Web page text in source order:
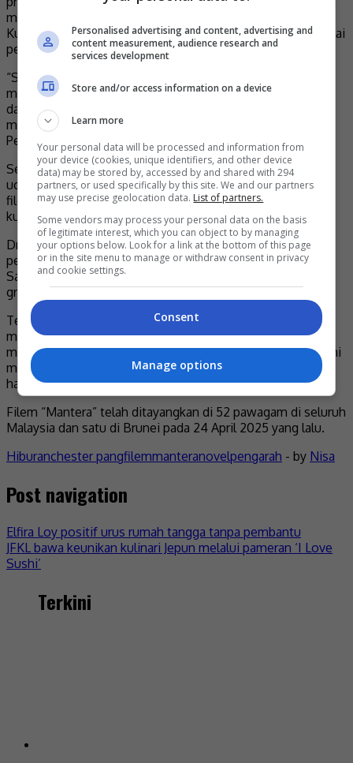
membuat tinjauan lokasi di beberapa tempat menarik di
Kundasang dan Ranau. Filem ini dijangka akan menarik ramai
pelancong ke Sabah apabila ia ditayangkan kelak.
“Saya juga telah memaklumkan kepada Chester Pang,
mengenai kesediaan Presiden Persatuan Filem India untuk
datang ke Sabah pada bulan November depan bagi
mengadakan perbincangan dan libatsama bersama
Persatuan Filem dan Visual Sabah,” ujar beliau.
Sementara itu, Prof. Dr. Zairul Anuar Md. Dawam dalam
ucapannya berkata UMS baru sahaja membuka program
filem dan telah menerima seramai 35 pelajar untuk
kumpulan pertama.
Dr. Zairul, yang juga Dekan ASTiF, UMS, optimis bahawa
pembangunan industri kreatif dan filem yang mapan di
Sabah akan membuka peluang kerjaya yang luas kepada
graduan-graduan UMS dalam bidang yang mereka ceburi.
Terdahulu, pengarah filem “Mantera”, Chester Pang,
memaklumkan bahawa penghasilan novel “Mantera”
mengambil masa hampir setahun untuk disiapkan. Novel ini
merupakan adaptasi pertama beliau dari layar perak ke
halaman buku, hasil karya penulis Zura Anwar.
Filem “Mantera” telah ditayangkan di 52 pawagam di seluruh
Malaysia dan satu di Brunei pada 24 April 2025 yang lalu.
Hiburanchester pangfilemmanteranovelpengarah - by Nisa
Post navigation
Elfira Loy positif urus rumah tangga tanpa pembantu
JFKL bawa keunikan kulinari Jepun melalui pameran ‘I Love
Sushi’
Terkini
Personalised advertising and content, advertising and
content measurement, audience research and
services development
Store and/or access information on a device
Learn more
Your personal data will be processed and information from
your device (cookies, unique identifiers, and other device
data) may be stored by, accessed by and shared with 294
partners, or used specifically by this site. We and our partners
may use precise geolocation data. List of partners.
Some vendors may process your personal data on the basis
of legitimate interest, which you can object to by managing
your options below. Look for a link at the bottom of this page
or in the site menu to manage or withdraw consent in privacy
and cookie settings.
Consent
Manage options